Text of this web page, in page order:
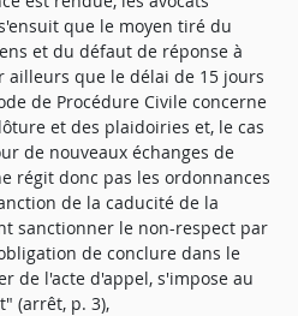
que le moyen tiré du
et du défaut de réponse à
ailleurs que le délai de 15 jours
de Procédure Civile concerne
et des plaidoiries et, le cas
de nouveaux échanges de
régit donc pas les ordonnances
de la caducité de la
sanctionner le non-respect par
de conclure dans le
de l'acte d'appel, s'impose au
(arrêt, p. 3),